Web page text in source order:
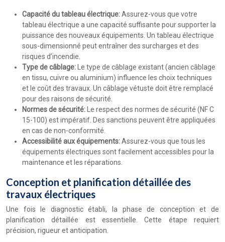
Capacité du tableau électrique:Assurez-vous que votre
tableau électrique a une capacité suffisante pour supporter la
puissance des nouveaux équipements. Un tableau électrique
sous-dimensionné peut entraîner des surcharges et des
risques d’incendie.
Type de câblage:
Le type de câblage existant (ancien câblage
en tissu, cuivre ou aluminium) influence les choix techniques
et le coût des travaux. Un câblage vétuste doit être remplacé
pour des raisons de sécurité.
Normes de sécurité:
Le respect des normes de sécurité (NF C
15-100) est impératif. Des sanctions peuvent être appliquées
en cas de non-conformité.
Accessibilité aux équipements:Assurez-vous que tous les
équipements électriques sont facilement accessibles pour la
maintenance et les réparations.
Conception et planification détaillée des
travaux électriques
Une fois le diagnostic établi, la phase de conception et de
planification détaillée est essentielle. Cette étape requiert
précision, rigueur et anticipation.